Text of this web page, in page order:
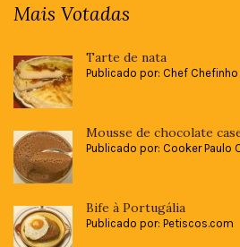
Mais Votadas
Tarte de nata
Publicado por: Chef Chefinho
Mousse de chocolate
Publicado por: Cooker Paulo
Bife à Portugália
Publicado por: Petiscos.com